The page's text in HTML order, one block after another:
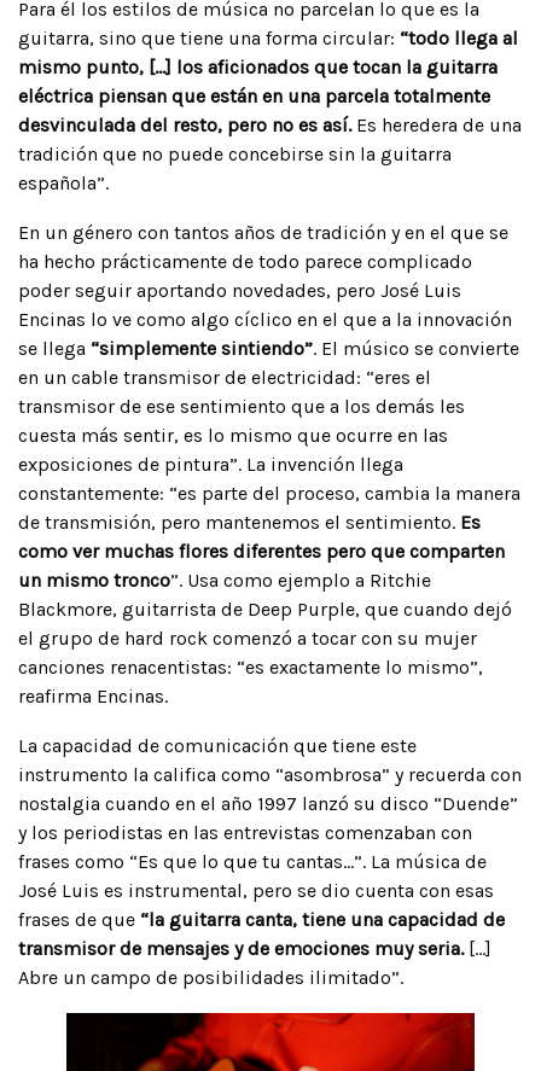
Para él los estilos de música no parcelan lo que es la
guitarra, sino que tiene una forma circular: “todo llega al
mismo punto, […] los aficionados que tocan la guitarra
eléctrica piensan que están en una parcela totalmente
desvinculada del resto, pero no es así.Es heredera de una
tradición que no puede concebirse sin la guitarra
española”.
En un género con tantos años de tradición y en el que se
ha hecho prácticamente de todo parece complicado
poder seguir aportando novedades, pero José Luis
Encinas lo ve como algo cíclico en el que a la innovación
se llega “simplemente sintiendo”. El músico se convierte
en un cable transmisor de electricidad: “eres el
transmisor de ese sentimiento que a los demás les
cuesta más sentir, es lo mismo que ocurre en las
exposiciones de pintura”. La invención llega
constantemente: “es parte del proceso, cambia la manera
de transmisión, pero mantenemos el sentimiento. Es
como ver muchas flores diferentes pero que comparten
un mismo tronco”. Usa como ejemplo a Ritchie
Blackmore, guitarrista de Deep Purple, que cuando dejó
el grupo de hard rock comenzó a tocar con su mujer
canciones renacentistas: “es exactamente lo mismo”,
reafirma Encinas.
La capacidad de comunicación que tiene este
instrumento la califica como “asombrosa” y recuerda con
nostalgia cuando en el año 1997 lanzó su disco “Duende”
y los periodistas en las entrevistas comenzaban con
frases como “Es que lo que tu cantas…”. La música de
José Luis es instrumental, pero se dio cuenta con esas
frases de que “la guitarra canta, tiene una capacidad de
transmisor de mensajes y de emociones muy seria. […]
Abre un campo de posibilidades ilimitado”.